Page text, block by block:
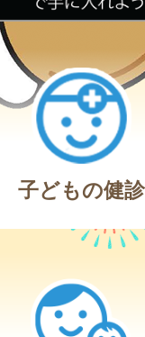
子どもの健診